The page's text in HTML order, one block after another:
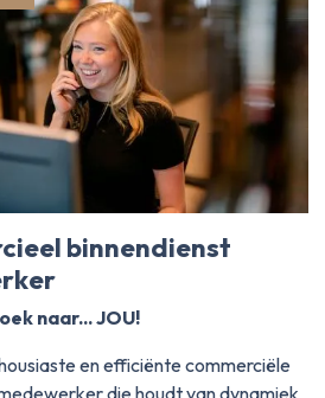
binnendienst
naar... JOU!
en efficiënte commerciële